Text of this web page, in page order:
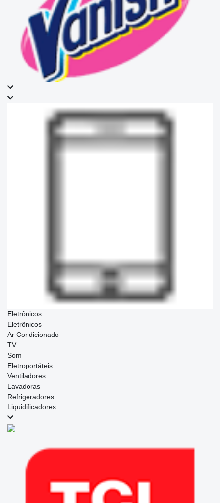
Eletrônicos
Eletrônicos
Ar Condicionado
TV
Som
Eletroportáteis
Ventiladores
Lavadoras
Refrigeradores
Liquidificadores